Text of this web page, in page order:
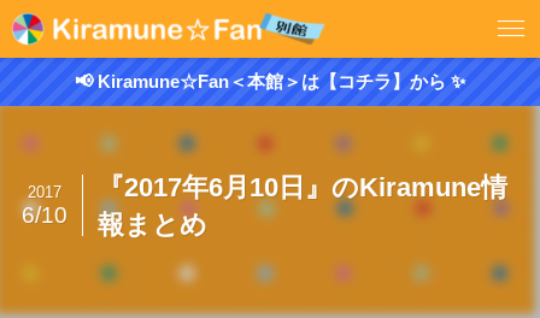
📢 Kiramune☆Fan＜本館＞は【コチラ】から ✨
『2017年6月10日』のKiramune情
報まとめ
2017
6/10